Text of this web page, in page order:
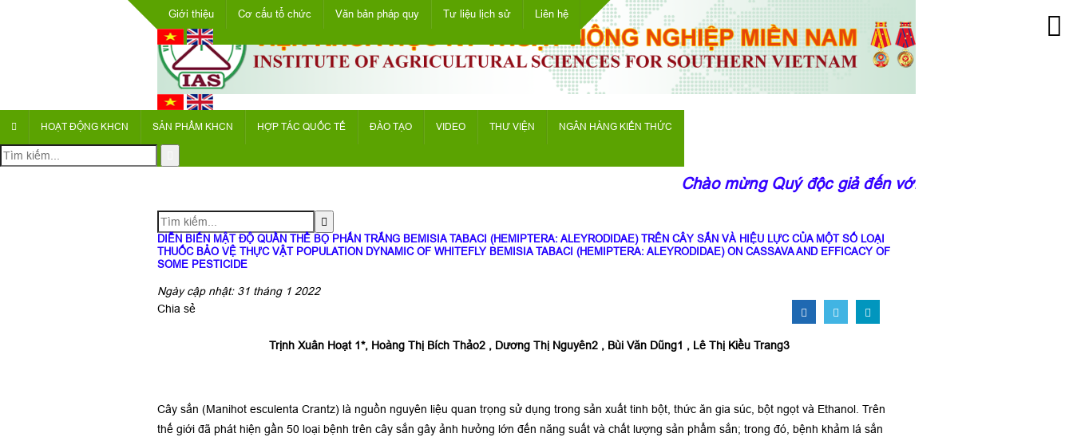
Giới thiệu Cơ cấu tổ chức Văn bản pháp quy Tư liệu lịch sử Liên hệ
HOẠT ĐỘNG KHCN SẢN PHẨM KHCN HỢP TÁC QUỐC TẾ ĐÀO TẠO VIDEO THƯ VIỆN NGÂN HÀNG KIẾN THỨC
Chào mừng Quý độc giả đến với trang thông tin của
DIỄN BIẾN MẬT ĐỘ QUẦN THỂ BỌ PHẤN TRẮNG BEMISIA TABACI (HEMIPTERA: ALEYRODIDAE) TRÊN CÂY SẮN VÀ HIỆU LỰC CỦA MỘT SỐ LOẠI
THUỐC BẢO VỆ THỰC VẬT POPULATION DYNAMIC OF WHITEFLY BEMISIA TABACI (HEMIPTERA: ALEYRODIDAE) ON CASSAVA AND EFFICACY OF
SOME PESTICIDE
Ngày cập nhật: 31 tháng 1 2022
Chia sẻ
Trịnh Xuân Hoạt 1*, Hoàng Thị Bích Thảo2 , Dương Thị Nguyên2 , Bùi Văn Dũng1 , Lê Thị Kiều Trang3
Cây sắn (Manihot esculenta Crantz) là nguồn nguyên liệu quan trọng sử dụng trong sản xuất tinh bột, thức ăn gia súc, bột ngọt và Ethanol. Trên
thế giới đã phát hiện gần 50 loại bệnh trên cây sắn gây ảnh hưởng lớn đến năng suất và chất lượng sản phẩm sắn; trong đó, bệnh khảm lá sắn